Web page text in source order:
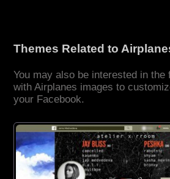
Themes Related to
You may also be interested in the
with Airplanes images to
your Facebook.